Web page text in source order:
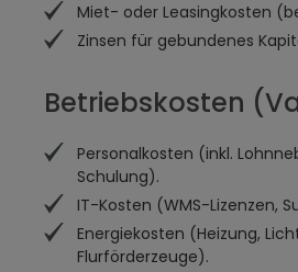
Miet- oder Leasingkosten
Zinsen für gebundenes
Betriebskosten
Personalkosten (inkl.
Schulung).
IT-Kosten (WMS-Lizenzen,
Energiekosten (Heizung,
Flurförderzeuge).